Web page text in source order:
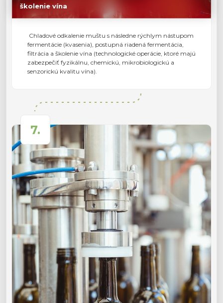
školenie vína
Chladové odkalenie muštu s následne rýchlym nástupom
fermentácie (kvasenia), postupná riadená fermentácia,
filtrácia a školenie vína (technologické operácie, ktoré majú
zabezpečiť fyzikálnu, chemickú, mikrobiologickú a
senzorickú kvalitu vína).
7.